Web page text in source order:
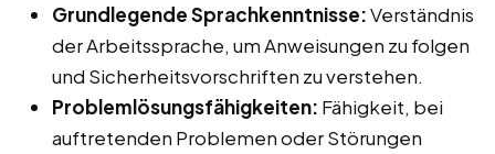
Grundlegende Sprachkenntnisse:Verständnis
der Arbeitssprache, um Anweisungen zu folgen
und Sicherheitsvorschriften zu verstehen.
Problemlösungsfähigkeiten: Fähigkeit, bei
auftretenden Problemen oder Störungen